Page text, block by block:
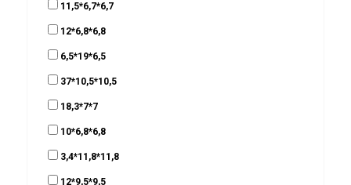
11,5*6,7*6,7
12*6,8*6,8
6,5*19*6,5
37*10,5*10,5
18,3*7*7
10*6,8*6,8
3,4*11,8*11,8
12*9,5*9,5